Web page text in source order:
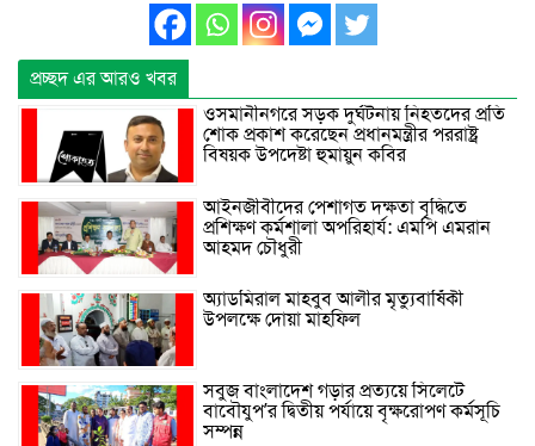
প্রচ্ছদ এর আরও খবর
ওসমানীনগরে সড়ক দুর্ঘটনায় নিহতদের প্রতি
শোক প্রকাশ করেছেন প্রধানমন্ত্রীর পররাষ্ট্র
বিষয়ক উপদেষ্টা হুমায়ুন কবির
আইনজীবীদের পেশাগত দক্ষতা বৃদ্ধিতে
প্রশিক্ষণ কর্মশালা অপরিহার্য: এমপি এমরান
আহমদ চৌধুরী
অ্যাডমিরাল মাহবুব আলীর মৃত্যুবার্ষিকী
উপলক্ষে দোয়া মাহফিল
সবুজ বাংলাদেশ গড়ার প্রত্যয়ে সিলেটে
বাবৌযুপ’র দ্বিতীয় পর্যায়ে বৃক্ষরোপণ কর্মসূচি
সম্পন্ন